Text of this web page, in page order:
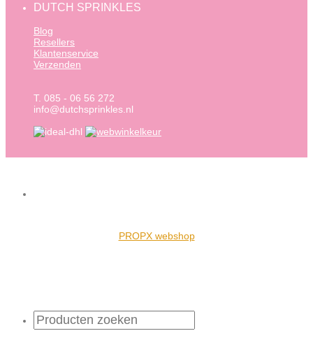
DUTCH SPRINKLES
Blog
Resellers
Klantenservice
Verzenden
T. 085 - 06 56 272
info@dutchsprinkles.nl
PROPX webshop